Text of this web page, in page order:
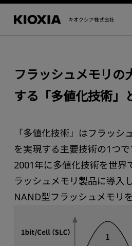
キオクシア株式会社
フラッシュメモリの
する「多値化技術」
「多値化技術」はフラッシ
を実現する主要技術の1つ
2001年に多値化技術を世界
ラッシュメモリ製品に導入
NAND型フラッシュメモリ